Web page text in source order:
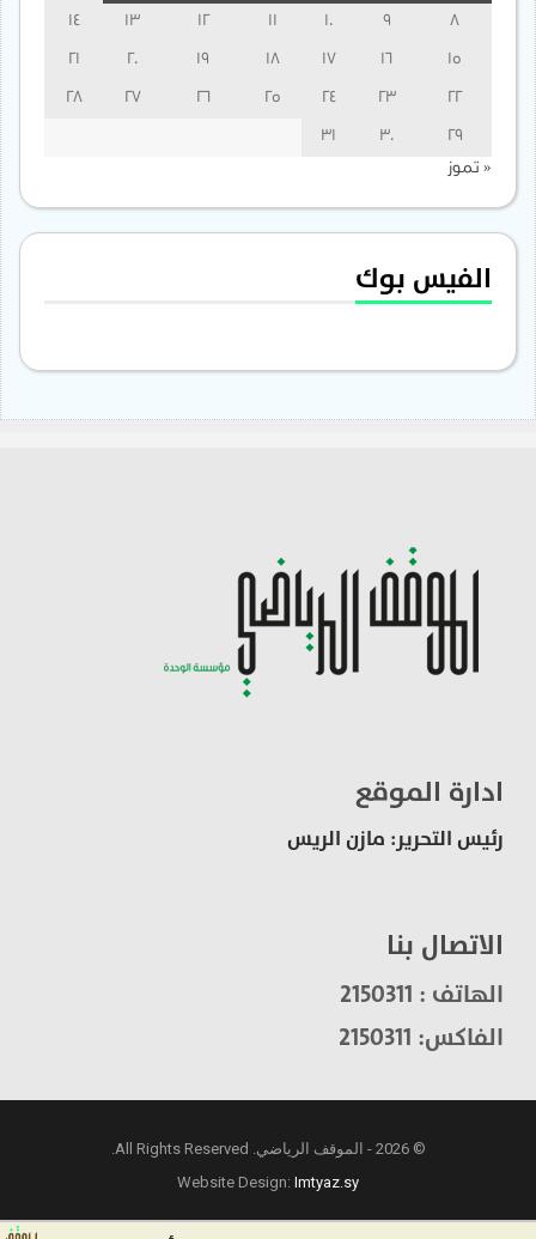
13
14
15
16
17
18
19
20
21
22
23
24
25
26
27
28
29
30
31
« تموز
الفيس بوك
ادارة الموقع
رئيس التحرير: مازن الريس
الاتصال بنا
الهاتف : 2150311
الفاكس: 2150311
© 2026 - الموقف الرياضي. All Rights Reserved.
Website Design:Imtyaz.sy